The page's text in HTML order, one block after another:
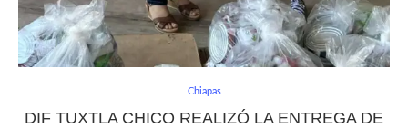
Chiapas
DIF TUXTLA CHICO REALIZÓ LA ENTREGA DE